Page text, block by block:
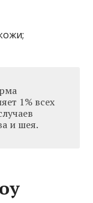
1% всех
и шея.